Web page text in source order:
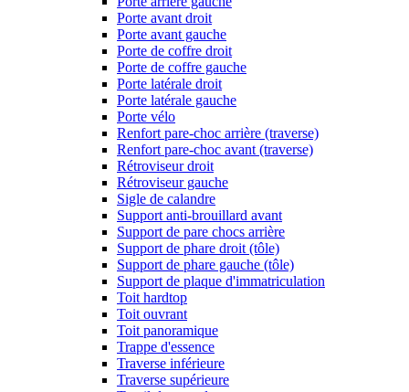
Porte avant droit
Porte avant gauche
Porte de coffre droit
Porte de coffre gauche
Porte latérale droit
Porte latérale gauche
Porte vélo
Renfort pare-choc arrière (traverse)
Renfort pare-choc avant (traverse)
Rétroviseur droit
Rétroviseur gauche
Sigle de calandre
Support anti-brouillard avant
Support de pare chocs arrière
Support de phare droit (tôle)
Support de phare gauche (tôle)
Support de plaque d'immatriculation
Toit hardtop
Toit ouvrant
Toit panoramique
Trappe d'essence
Traverse inférieure
Traverse supérieure